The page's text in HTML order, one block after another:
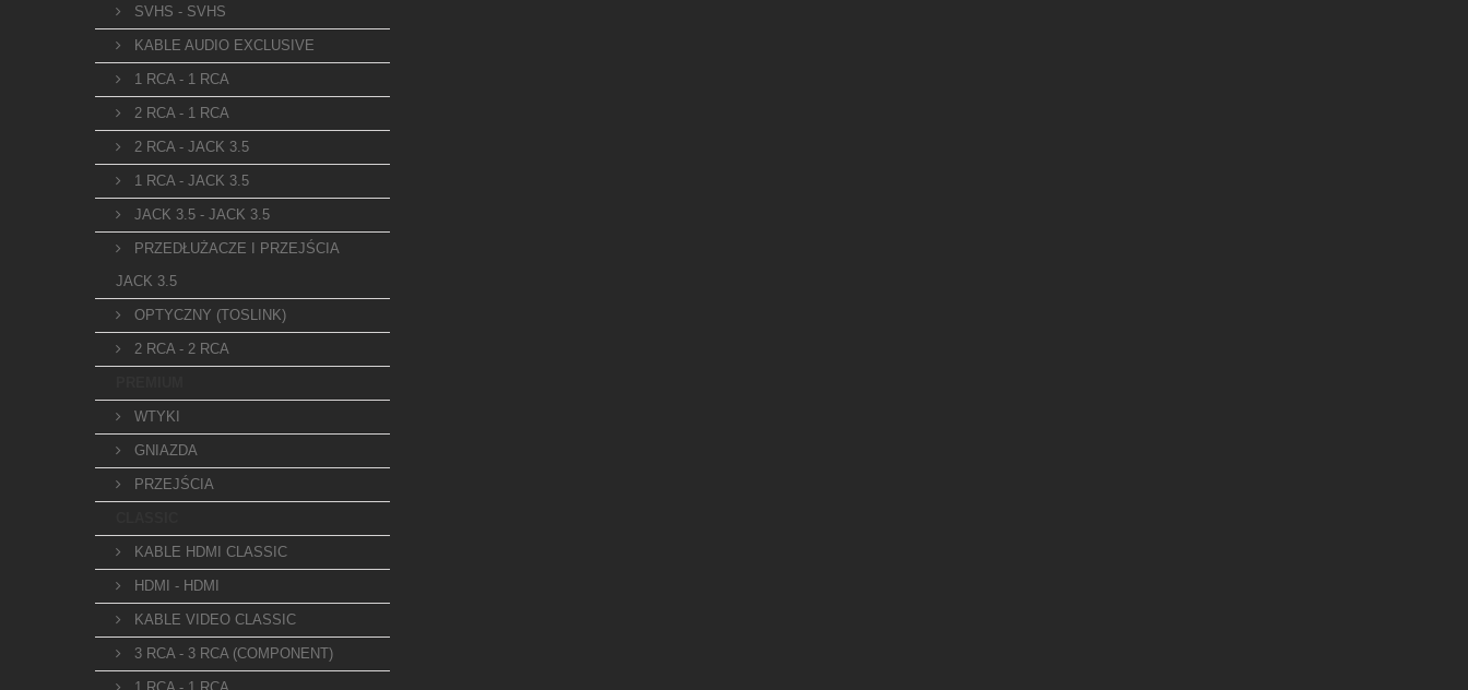
SVHS - SVHS
KABLE AUDIO EXCLUSIVE
1 RCA - 1 RCA
2 RCA - 1 RCA
2 RCA - JACK 3.5
1 RCA - JACK 3.5
JACK 3.5 - JACK 3.5
PRZEDŁUŻACZE I PRZEJŚCIA
JACK 3.5
OPTYCZNY (TOSLINK)
2 RCA - 2 RCA
WTYKI
GNIAZDA
PRZEJŚCIA
KABLE HDMI CLASSIC
HDMI - HDMI
KABLE VIDEO CLASSIC
3 RCA - 3 RCA (COMPONENT)